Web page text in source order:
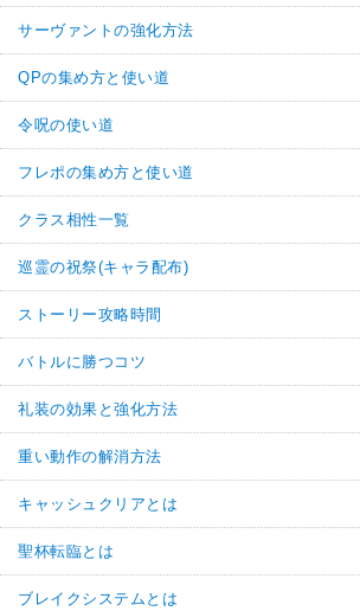
サーヴァントの強化方法
QPの集め方と使い道
令呪の使い道
フレポの集め方と使い道
クラス相性一覧
巡霊の祝祭(キャラ配布)
ストーリー攻略時間
バトルに勝つコツ
礼装の効果と強化方法
重い動作の解消方法
キャッシュクリアとは
聖杯転臨とは
ブレイクシステムとは